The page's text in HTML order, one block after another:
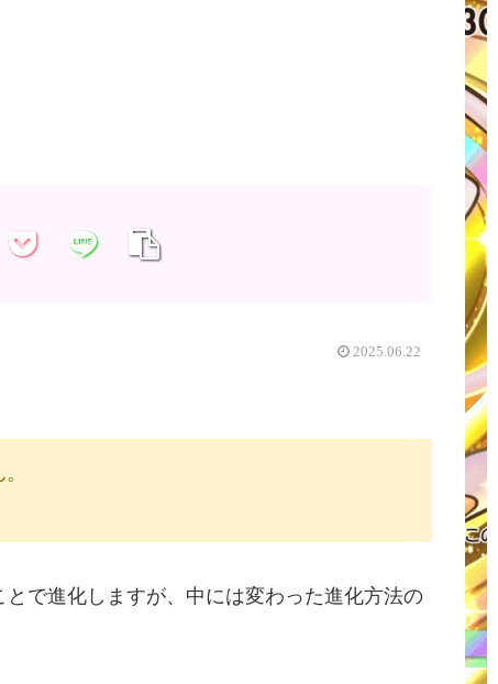
2025.06.22
で進化しますが、中には変わった進化方法の